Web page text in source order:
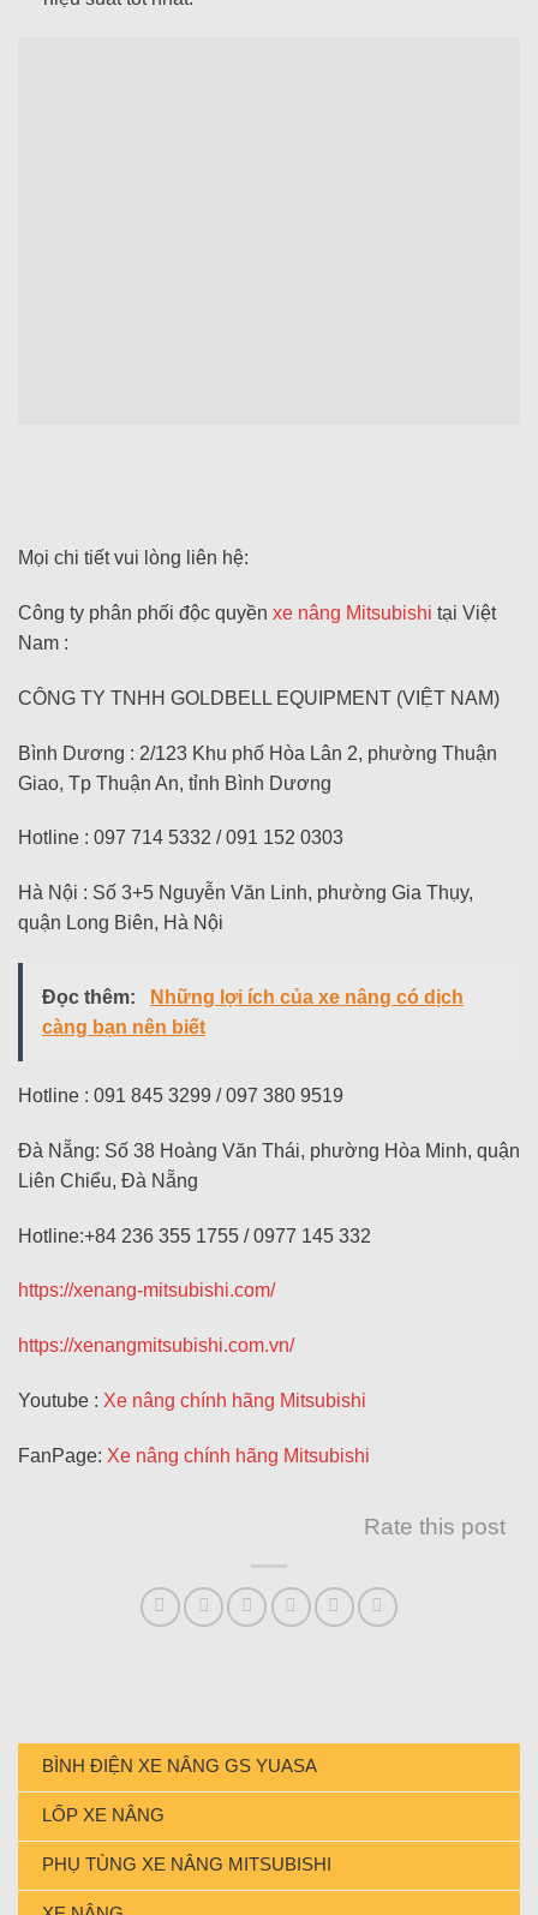
BÌNH ĐIỆN XE NÂNG GS YUASA
LỐP XE NÂNG
PHỤ TÙNG XE NÂNG MITSUBISHI
Mọi chi tiết vui lòng liên hệ:
Công ty phân phối độc quyền xe nâng Mitsubishi tại Việt
Nam :
CÔNG TY TNHH GOLDBELL EQUIPMENT (VIỆT NAM)
Bình Dương : 2/123 Khu phố Hòa Lân 2, phường Thuận
Giao, Tp Thuận An, tỉnh Bình Dương
Hotline : 097 714 5332 / 091 152 0303
Hà Nội : Số 3+5 Nguyễn Văn Linh, phường Gia Thụy,
quận Long Biên, Hà Nội
Đọc thêm:
Những lợi ích của xe nâng có dịch
càng bạn nên biết
Hotline : 091 845 3299 / 097 380 9519
Đà Nẵng: Số 38 Hoàng Văn Thái, phường Hòa Minh, quận
Liên Chiểu, Đà Nẵng
Hotline:+84 236 355 1755 / 0977 145 332
https://xenang-mitsubishi.com/
https://xenangmitsubishi.com.vn/
Youtube : Xe nâng chính hãng Mitsubishi
FanPage: Xe nâng chính hãng Mitsubishi
Rate this post